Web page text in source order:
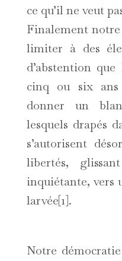
ce qu’il ne veut
Finalement
limiter à des
d’abstention
cinq ou six
donner un
lesquels drapés
s’autorisent
libertés,
inquiétante, vers
larvée[1].
Notre